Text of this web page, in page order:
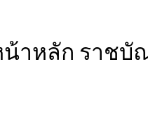
าหลัก ราชบั